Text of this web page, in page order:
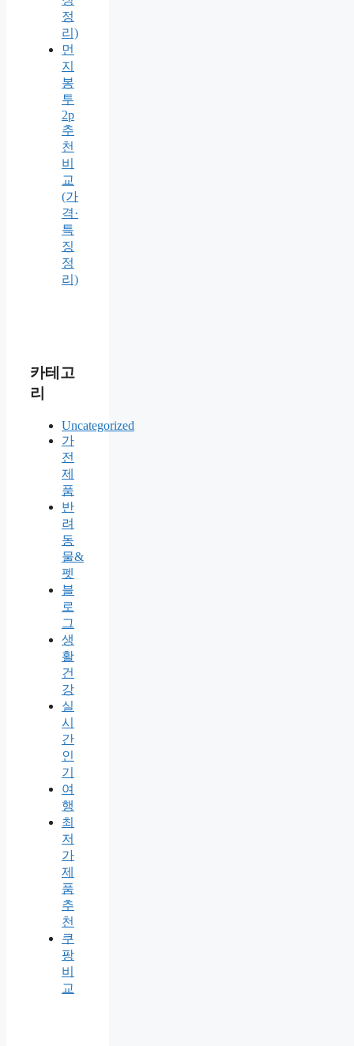
정
리)
먼
지
봉
투
2p
추
천
비
교
(가
격·
특
징
정
리)
카테고
리
Uncategorized
가
전
제
품
반
려
동
물&
펫
블
로
그
생
활
건
강
실
시
간
인
기
여
행
최
저
가
제
품
추
천
쿠
팡
비
교